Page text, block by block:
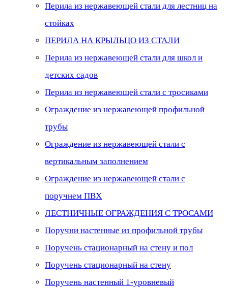
Перила из нержавеющей стали для лестниц на
стойках
ПЕРИЛА НА КРЫЛЬЦО ИЗ СТАЛИ
Перила из нержавеющей стали для школ и
детских садов
Перила из нержавеющей стали с тросиками
Ограждение из нержавеющей профильной
трубы
Ограждение из нержавеющей стали с
вертикальным заполнением
Ограждение из нержавеющей стали с
поручнем ПВХ
ЛЕСТНИЧНЫЕ ОГРАЖДЕНИЯ С ТРОСАМИ
Поручни настенные из профильной трубы
Поручень стационарный на стену и пол
Поручень стационарный на стену
Поручень настенный 1-уровневый